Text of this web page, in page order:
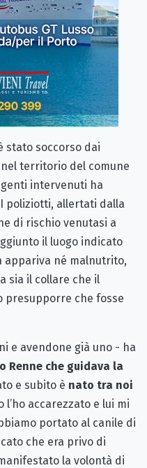
stato soccorso dai
territorio del comune
intervenuti ha
poliziotti, allertati dalla
di rischio venutasi a
il luogo indicato
appariva né malnutrito,
sia il collare che il
presupporre che fosse
e avendone già uno - ha
Renne che guidava la
e subito è nato tra noi
l’ho accarezzato e lui mi
portato al canile di
che era privo di
la volontà di